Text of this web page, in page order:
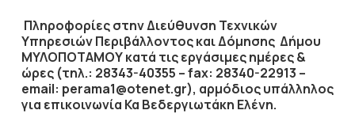
Πληροφορίες στην Διεύθυνση Τεχνικών
Υπηρεσιών Περιβάλλοντος και Δόμησης Δήμου
ΜΥΛΟΠΟΤΑΜΟΥ κατά τις εργάσιμες ημέρες &
ώρες (τηλ.: 28343-40355 – fax: 28340-22913 –
email: perama1@otenet.gr), αρμόδιος υπάλληλος
για επικοινωνία Κα Βεδεργιωτάκη Ελένη.